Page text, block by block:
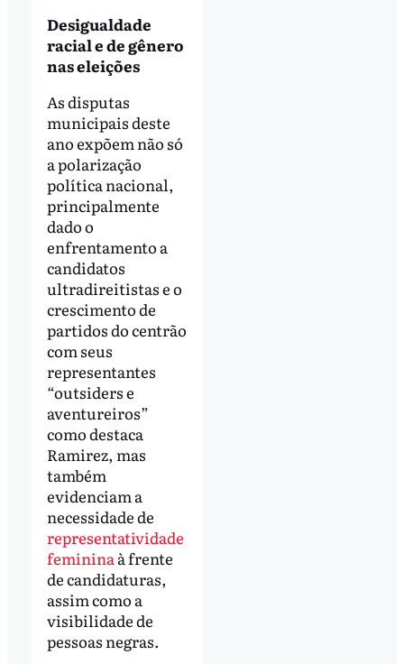
Desigualdade
racial e de gênero
nas eleições
As disputas
municipais deste
ano expõem não só
a polarização
política nacional,
principalmente
dado o
enfrentamento a
candidatos
ultradireitistas e o
crescimento de
partidos do centrão
com seus
representantes
“outsiders e
aventureiros”
como destaca
Ramirez, mas
também
evidenciam a
necessidade de
representatividade
feminina à frente
de candidaturas,
assim como a
visibilidade de
pessoas negras.